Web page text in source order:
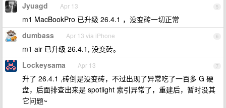
5
Jyuagd Apr 13
m1 MacBookPro 已升级 26.4.1 ，没变砖一切正常
6
dumbass Apr 13 via iPhone
m1 air 已升级 26.4.1, 没变砖。
7
Lockeysama Apr 13
升了 26.4.1 ,砖倒是没变砖，不过出现了异常吃了一百多 G 硬
盘，后面排查出来是 spotlight 索引异常了，重建后，暂时没其
它问题~